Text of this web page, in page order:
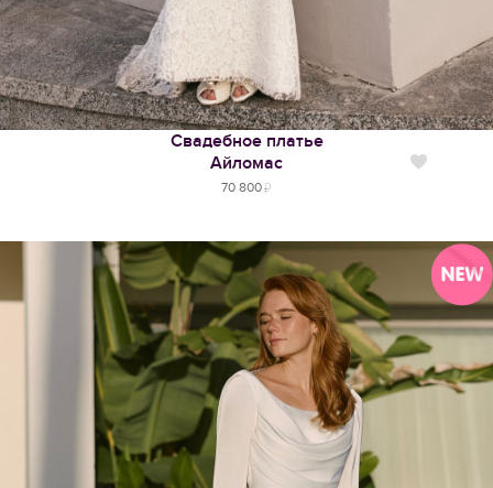
Свадебное платье
Айломас
70 800